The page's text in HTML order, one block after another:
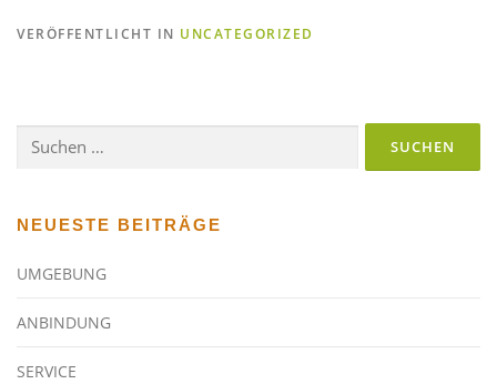
VERÖFFENTLICHT IN UNCATEGORIZED
nach:
NEUESTE BEITRÄGE
UMGEBUNG
ANBINDUNG
SERVICE